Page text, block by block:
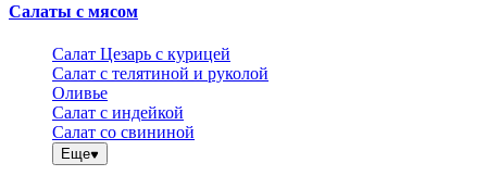
Салаты с мясом
Салат Цезарь с курицей
Салат с телятиной и руколой
Оливье
Салат с индейкой
Салат со свининой
Еще